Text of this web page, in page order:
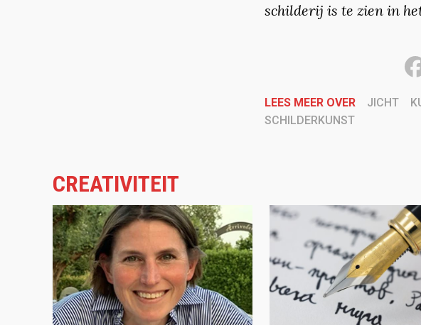
schilderij is te zien in
LEES MEER OVER JICHT
SCHILDERKUNST
CREATIVITEIT